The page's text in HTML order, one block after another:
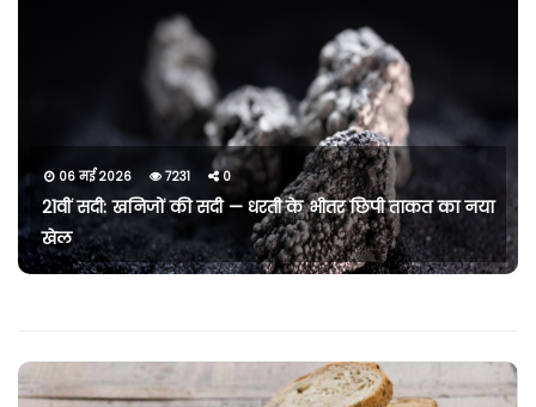
06 मई 2026 7231 0
21वीं सदी: खनिजों की सदी — धरती के भीतर छिपी ताकत का नया
खेल